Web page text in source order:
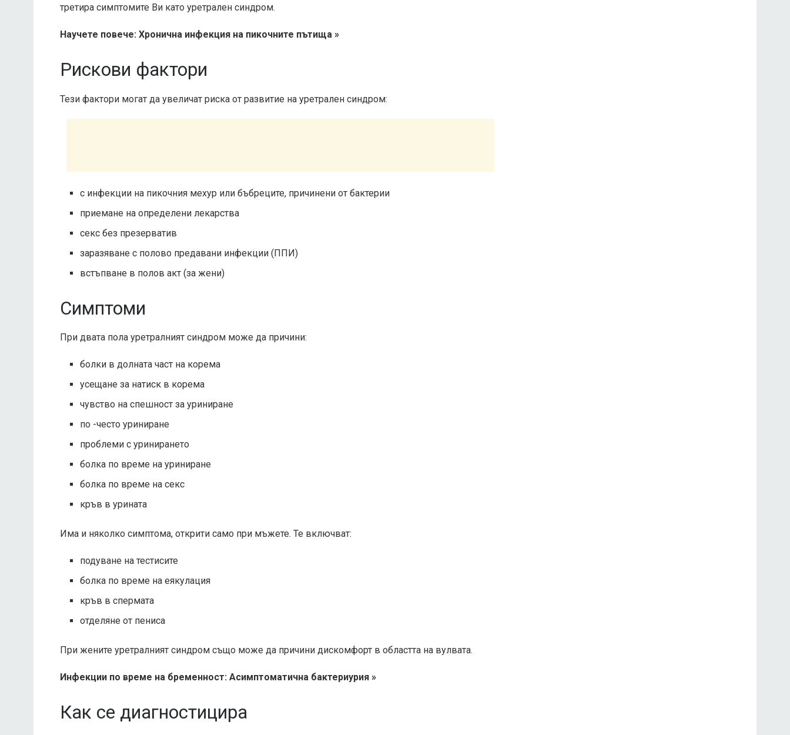
третира симптомите Ви като уретрален синдром.
Научете повече: Хронична инфекция на пикочните пътища »
Рискови фактори
Тези фактори могат да увеличат риска от развитие на уретрален синдром:
с инфекции на пикочния мехур или бъбреците, причинени от бактерии
приемане на определени лекарства
секс без презерватив
заразяване с полово предавани инфекции (ППИ)
встъпване в полов акт (за жени)
Симптоми
При двата пола уретралният синдром може да причини:
болки в долната част на корема
усещане за натиск в корема
чувство на спешност за уриниране
по -често уриниране
проблеми с уринирането
болка по време на уриниране
болка по време на секс
кръв в урината
Има и няколко симптома, открити само при мъжете. Те включват:
подуване на тестисите
болка по време на еякулация
кръв в спермата
отделяне от пениса
При жените уретралният синдром също може да причини дискомфорт в областта на вулвата.
Инфекции по време на бременност: Асимптоматична бактериурия »
Как се диагностицира